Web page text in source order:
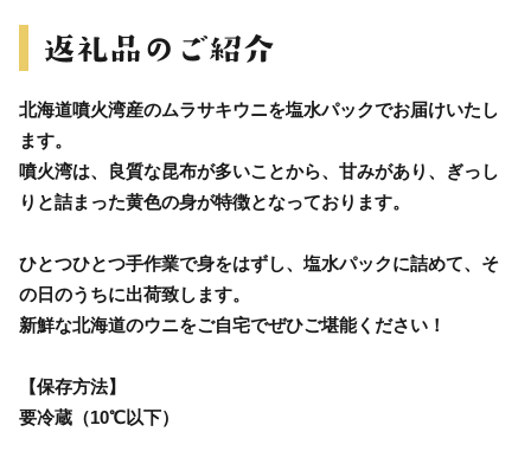
北海道噴火湾産のムラサキウニを塩水パックでお届けいたし
ます。
噴火湾は、良質な昆布が多いことから、甘みがあり、ぎっし
りと詰まった黄色の身が特徴となっております。
ひとつひとつ手作業で身をはずし、塩水パックに詰めて、そ
の日のうちに出荷致します。
新鮮な北海道のウニをご自宅でぜひご堪能ください！
【保存方法】
要冷蔵（10℃以下）